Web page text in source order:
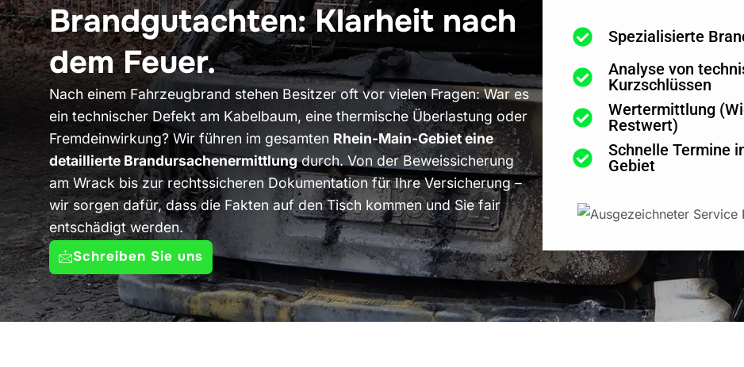
Brandgutachten: Klarheit nach
dem Feuer.
Nach einem Fahrzeugbrand stehen Besitzer oft vor vielen Fragen: War es
ein technischer Defekt am Kabelbaum, eine thermische Überlastung oder
Fremdeinwirkung? Wir führen im gesamten Rhein-Main-Gebiet eine
detaillierte Brandursachenermittlungdurch. Von der Beweissicherung
am Wrack bis zur rechtssicheren Dokumentation für Ihre Versicherung –
wir sorgen dafür, dass die Fakten auf den Tisch kommen und Sie fair
entschädigt werden.
Schreiben Sie uns
Spezialisierte
Analyse von
Kurzschlüssen
Wertermittlung
Restwert)
Schnelle Termine
Gebiet